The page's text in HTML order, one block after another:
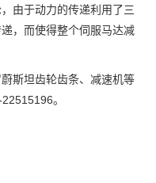
由于动力的传递利用了三
，而使得整个伺服马达减
斯坦齿轮齿条、减速机等
。